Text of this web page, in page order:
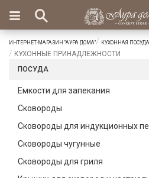
Вход
Избранное
×
Салоны
Доставка
Оплата
Подарки
для
дома
Бар
ИНТЕРНЕТ-МАГАЗИН "АУРА ДОМА" КУХОННАЯ ПОСУДА
КУХОННЫЕ ПРИНАДЛЕЖНОСТИ
ПОСУДА
Емкости для запекания
Сковороды
Сковороды для индукционных
Сковороды чугунные
Сковороды для гриля